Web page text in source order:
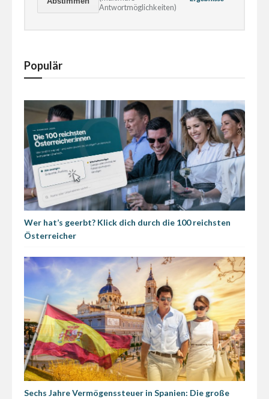
Antwortmöglichkeiten)
Populär
Wer hat’s geerbt? Klick dich durch die 100 reichsten
Österreicher
Sechs Jahre Vermögenssteuer in Spanien: Die große